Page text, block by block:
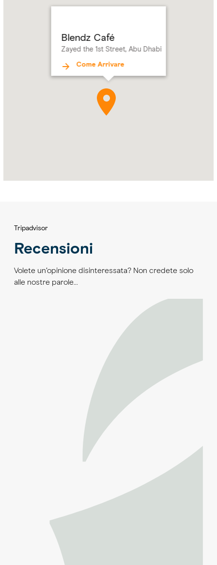
Zayed
Blendz Café
Zayed the 1st Street, Abu Dhabi
Come Arrivare
Tripadvisor
Recensioni
Volete un’opinione disinteressata? Non credete solo
alle nostre parole…